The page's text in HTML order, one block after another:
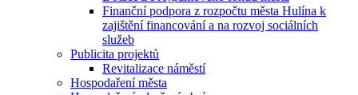
Finanční podpora z rozpočtu města Hulína k
zajištění financování a na rozvoj sociálních
služeb
Publicita projektů
Revitalizace náměstí
Hospodaření města